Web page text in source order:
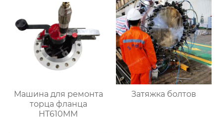
Машина для ремонта
торца фланца
HT610MM
Затяжка болтов